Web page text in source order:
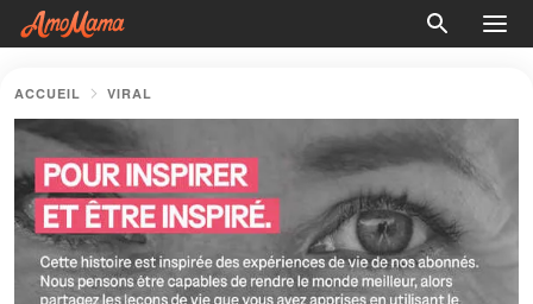
ACCUEIL VIRAL